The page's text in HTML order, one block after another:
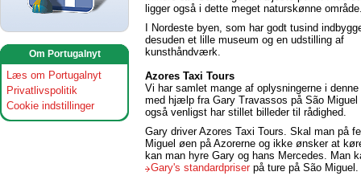
Om Portugalnyt
Læs om Portugalnyt
Privatlivspolitik
Cookie indstillinger
ligger også i dette meget naturskønne
I Nordeste byen, som har godt tusind
desuden et lille museum og en udstilling af
kunsthåndværk.
Azores Taxi Tours
Vi har samlet mange af oplysningerne i
med hjælp fra Gary Travassos på São Miguel
også venligst har stillet billeder til rådighed.
Gary driver Azores Taxi Tours. Skal man på
Miguel øen på Azorerne og ikke ønsker at
kan man hyre Gary og hans Mercedes. Man
Gary's standardpriser på ture på São Miguel.